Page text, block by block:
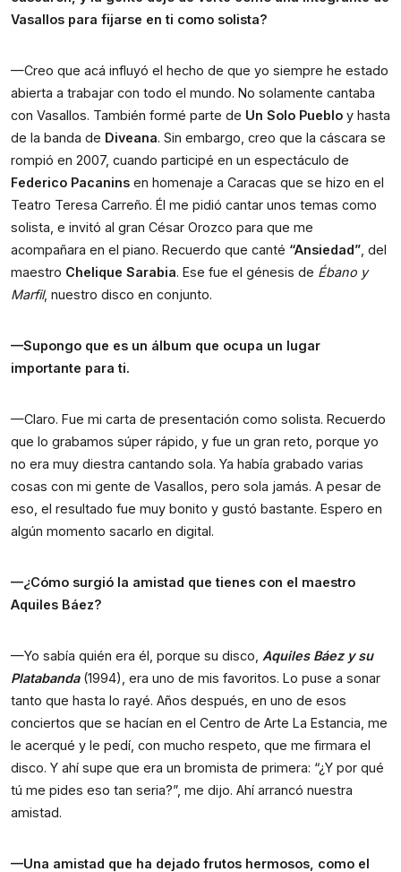
Vasallos para fijarse en ti como solista?
—Creo que acá influyó el hecho de que yo siempre he estado
abierta a trabajar con todo el mundo. No solamente cantaba
con Vasallos. También formé parte de Un Solo Pueblo y hasta
de la banda de Diveana. Sin embargo, creo que la cáscara se
rompió en 2007, cuando participé en un espectáculo de
Federico Pacanins en homenaje a Caracas que se hizo en el
Teatro Teresa Carreño. Él me pidió cantar unos temas como
solista, e invitó al gran César Orozco para que me
acompañara en el piano. Recuerdo que canté “Ansiedad” , del
maestro Chelique Sarabia. Ese fue el génesis de Ébano y
Marfil, nuestro disco en conjunto.
—Supongo que es un álbum que ocupa un lugar
importante para ti.
—Claro. Fue mi carta de presentación como solista. Recuerdo
que lo grabamos súper rápido, y fue un gran reto, porque yo
no era muy diestra cantando sola. Ya había grabado varias
cosas con mi gente de Vasallos, pero sola jamás. A pesar de
eso, el resultado fue muy bonito y gustó bastante. Espero en
algún momento sacarlo en digital.
—¿Cómo surgió la amistad que tienes con el maestro
Aquiles Báez?
—Yo sabía quién era él, porque su disco, Aquiles Báez y su
Platabanda(1994), era uno de mis favoritos. Lo puse a sonar
tanto que hasta lo rayé. Años después, en uno de esos
conciertos que se hacían en el Centro de Arte La Estancia, me
le acerqué y le pedí, con mucho respeto, que me firmara el
disco. Y ahí supe que era un bromista de primera: “¿Y por qué
tú me pides eso tan seria?”, me dijo. Ahí arrancó nuestra
amistad.
—Una amistad que ha dejado frutos hermosos, como el